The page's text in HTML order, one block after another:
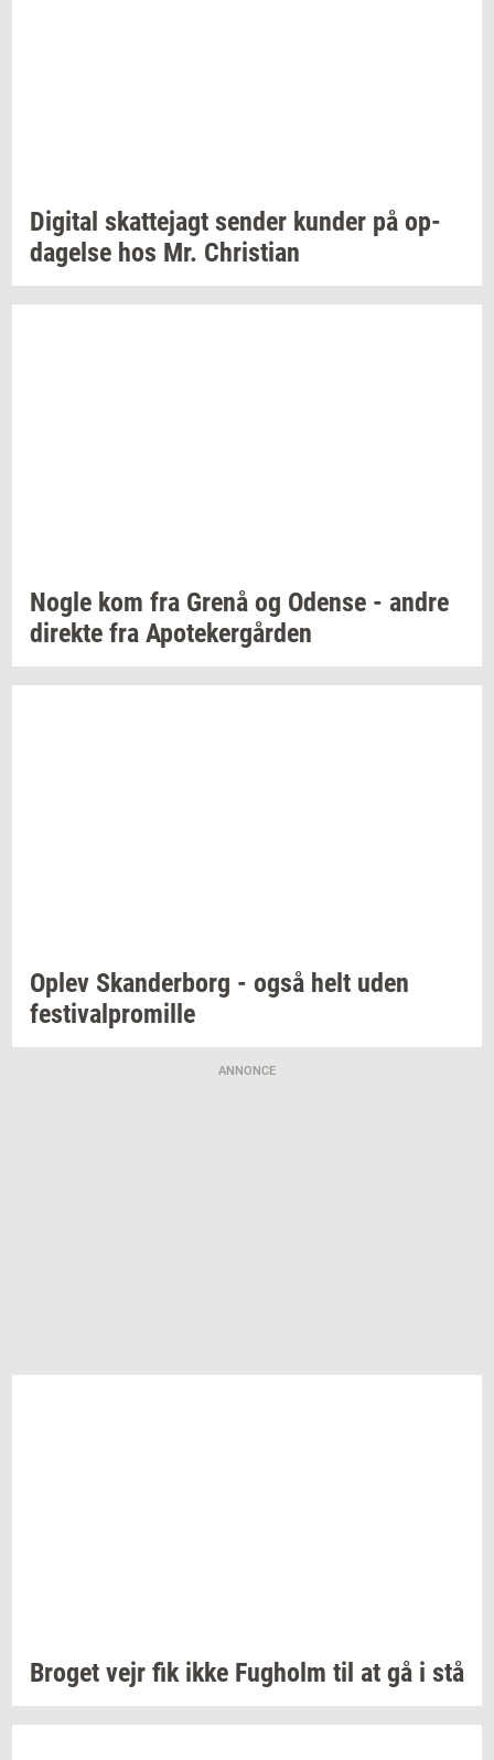
Di­gi­tal skat­tej­agt sen­der kun­der på op­
da­gel­se hos Mr. Chri­sti­an
Nogle kom fra Grenå og Oden­se - andre
di­rek­te fra Apo­te­ker­går­den
Oplev Skan­der­borg - også helt uden
festi­val­pro­mil­le
ANNONCE
Bro­get vejr fik ikke Fug­holm til at gå i stå